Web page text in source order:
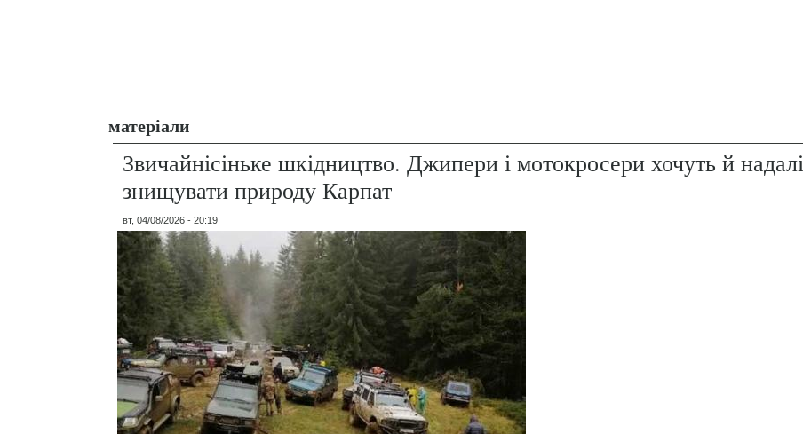
матеріали
Звичайнісіньке шкідництво. Джипери і мотокросери хочуть й надалі
знищувати природу Карпат
вт, 04/08/2026 - 20:19